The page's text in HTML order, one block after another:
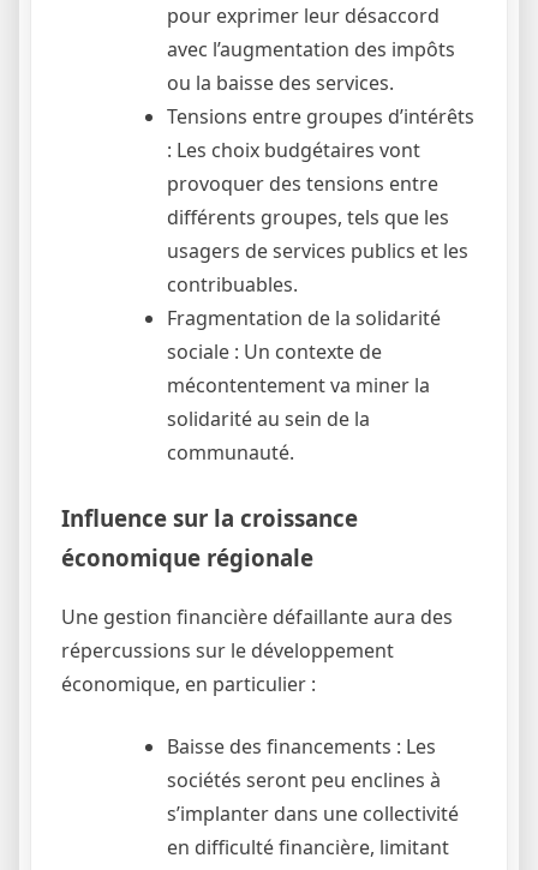
pour exprimer leur désaccord
avec l’augmentation des impôts
ou la baisse des services.
Tensions entre groupes d’intérêts
: Les choix budgétaires vont
provoquer des tensions entre
différents groupes, tels que les
usagers de services publics et les
contribuables.
Fragmentation de la solidarité
sociale : Un contexte de
mécontentement va miner la
solidarité au sein de la
communauté.
Influence sur la croissance
économique régionale
Une gestion financière défaillante aura des
répercussions sur le développement
économique, en particulier :
Baisse des financements : Les
sociétés seront peu enclines à
s’implanter dans une collectivité
en difficulté financière, limitant